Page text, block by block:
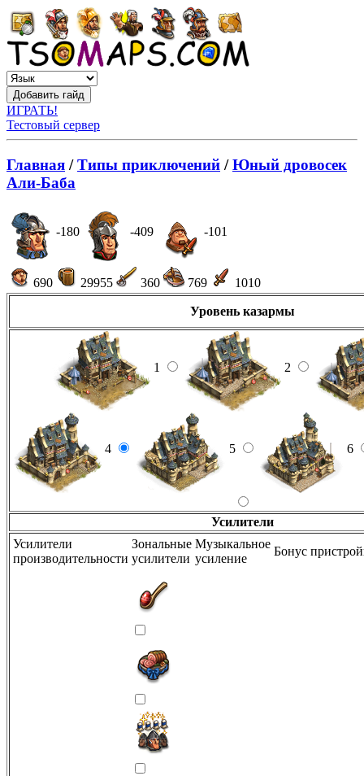
ИГРАТЬ!
Тестовый сервер
Главная /Типы приключений /Юный дровосек
Али-Баба
-180 -409 -101
690 29955 360 769 1010
Уровень казармы
1 2
4 5 6
Усилители
Усилители
производительности
Зональные
усилители
Музыкальное
усиление
Бонус